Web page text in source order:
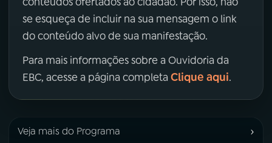
se esqueça de incluir na sua mensagem o link
do conteúdo alvo de sua manifestação.
Para mais informações sobre a Ouvidoria da
EBC, acesse a página completa Clique aqui.
Veja mais do Programa ›